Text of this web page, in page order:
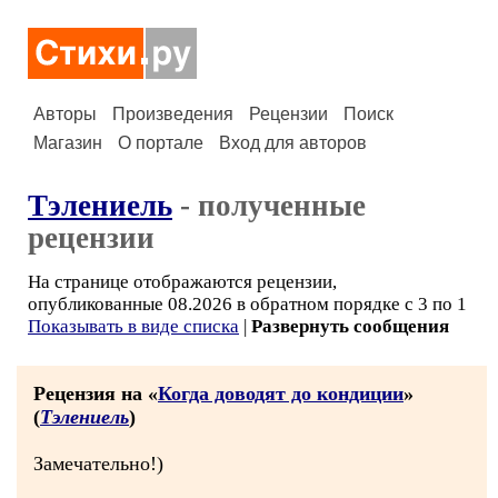
Авторы Произведения Рецензии
Поиск
Магазин
О портале Вход для авторов
Тэлениель - полученные
рецензии
На странице отображаются рецензии,
опубликованные 08.2026 в обратном порядке с 3 по 1
Показывать в виде списка | Развернуть сообщения
Рецензия на «Когда доводят до кондиции»
(Тэлениель)
Замечательно!)